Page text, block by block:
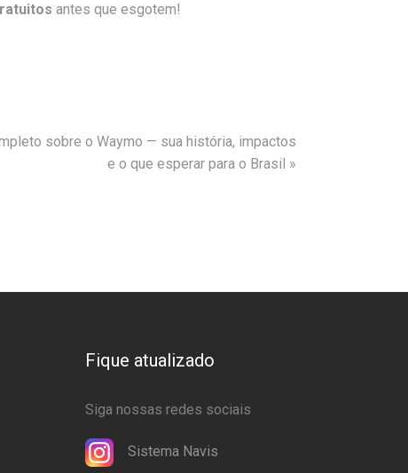
antes que esgotem!
sobre o Waymo — sua história, impactos
e o que esperar para o Brasil »
Fique atualizado
Siga nossas redes sociais
Sistema Navis